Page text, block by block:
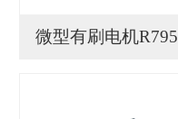
微型有刷电机R795